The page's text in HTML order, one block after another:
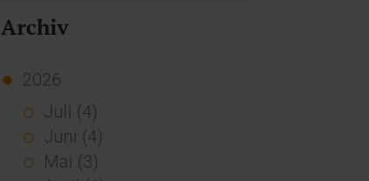
Archiv
2026
Juli (4)
Juni (4)
Mai (3)